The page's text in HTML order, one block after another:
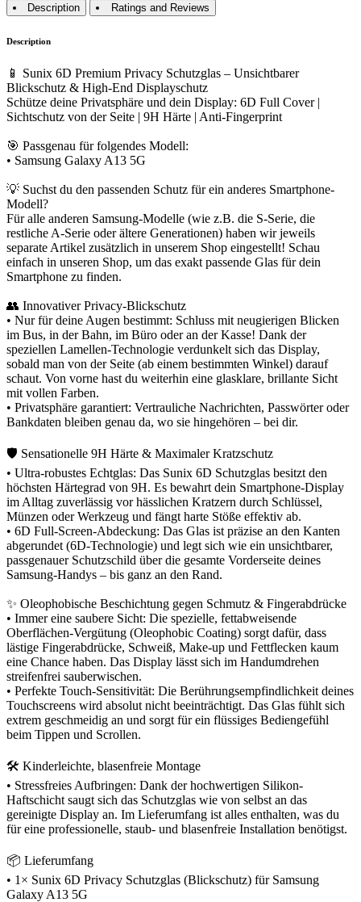
Description Ratings and Reviews
Description
📱 Sunix 6D Premium Privacy Schutzglas – Unsichtbarer
Blickschutz & High-End Displayschutz
Schütze deine Privatsphäre und dein Display: 6D Full Cover |
Sichtschutz von der Seite | 9H Härte | Anti-Fingerprint
🎯 Passgenau für folgendes Modell:
• Samsung Galaxy A13 5G
💡 Suchst du den passenden Schutz für ein anderes Smartphone-
Modell?
Für alle anderen Samsung-Modelle (wie z.B. die S-Serie, die
restliche A-Serie oder ältere Generationen) haben wir jeweils
separate Artikel zusätzlich in unserem Shop eingestellt! Schau
einfach in unseren Shop, um das exakt passende Glas für dein
Smartphone zu finden.
👥 Innovativer Privacy-Blickschutz
• Nur für deine Augen bestimmt: Schluss mit neugierigen Blicken
im Bus, in der Bahn, im Büro oder an der Kasse! Dank der
speziellen Lamellen-Technologie verdunkelt sich das Display,
sobald man von der Seite (ab einem bestimmten Winkel) darauf
schaut. Von vorne hast du weiterhin eine glasklare, brillante Sicht
mit vollen Farben.
• Privatsphäre garantiert: Vertrauliche Nachrichten, Passwörter oder
Bankdaten bleiben genau da, wo sie hingehören – bei dir.
🛡️ Sensationelle 9H Härte & Maximaler Kratzschutz
• Ultra-robustes Echtglas: Das Sunix 6D Schutzglas besitzt den
höchsten Härtegrad von 9H. Es bewahrt dein Smartphone-Display
im Alltag zuverlässig vor hässlichen Kratzern durch Schlüssel,
Münzen oder Werkzeug und fängt harte Stöße effektiv ab.
• 6D Full-Screen-Abdeckung: Das Glas ist präzise an den Kanten
abgerundet (6D-Technologie) und legt sich wie ein unsichtbarer,
passgenauer Schutzschild über die gesamte Vorderseite deines
Samsung-Handys – bis ganz an den Rand.
✨ Oleophobische Beschichtung gegen Schmutz & Fingerabdrücke
• Immer eine saubere Sicht: Die spezielle, fettabweisende
Oberflächen-Vergütung (Oleophobic Coating) sorgt dafür, dass
lästige Fingerabdrücke, Schweiß, Make-up und Fettflecken kaum
eine Chance haben. Das Display lässt sich im Handumdrehen
streifenfrei sauberwischen.
• Perfekte Touch-Sensitivität: Die Berührungsempfindlichkeit deines
Touchscreens wird absolut nicht beeinträchtigt. Das Glas fühlt sich
extrem geschmeidig an und sorgt für ein flüssiges Bediengefühl
beim Tippen und Scrollen.
🛠️ Kinderleichte, blasenfreie Montage
• Stressfreies Aufbringen: Dank der hochwertigen Silikon-
Haftschicht saugt sich das Schutzglas wie von selbst an das
gereinigte Display an. Im Lieferumfang ist alles enthalten, was du
für eine professionelle, staub- und blasenfreie Installation benötigst.
📦 Lieferumfang
• 1× Sunix 6D Privacy Schutzglas (Blickschutz) für Samsung
Galaxy A13 5G